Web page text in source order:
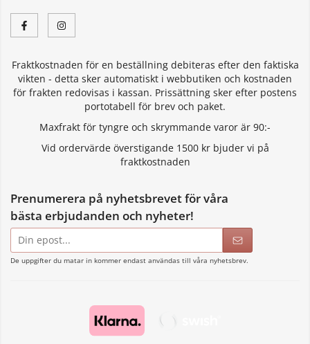
Fraktkostnaden för en beställning debiteras efter den faktiska
vikten - detta sker automatiskt i webbutiken och kostnaden
för frakten redovisas i kassan. Prissättning sker efter postens
portotabell för brev och paket.
Maxfrakt för tyngre och skrymmande varor är 90:-
Vid ordervärde överstigande 1500 kr bjuder vi på
fraktkostnaden
Prenumerera på nyhetsbrevet för våra
bästa erbjudanden och nyheter!
postadress
De uppgifter du matar in kommer endast användas till våra nyhetsbrev.